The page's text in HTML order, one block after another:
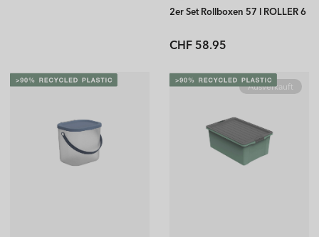
2er Set Rollboxen 57 l ROLLER 6
Normaler
CHF 58.95
Ausverkauft